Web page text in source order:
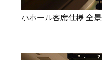
小ホール客席仕様 全景